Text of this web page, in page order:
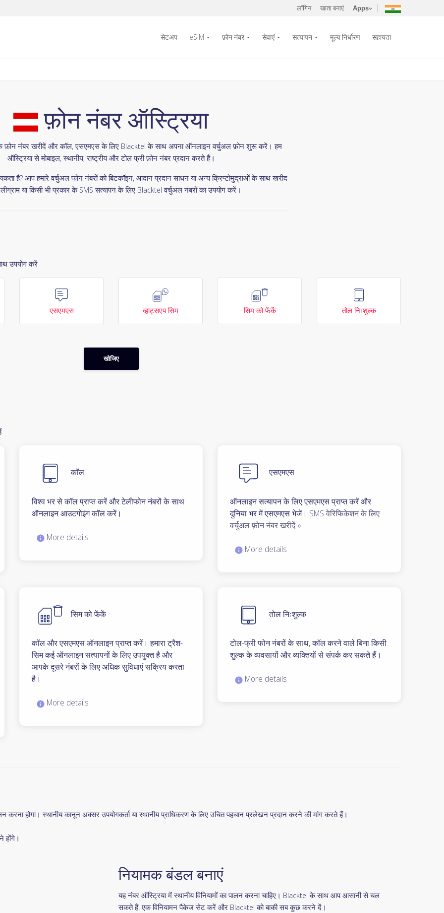
लॉगिन खाता बनाएं Apps
सेटअप eSIM फ़ोन नंबर सेवाएं सत्यापन मूल्य निर्धारण सहायता
फ़ोन नंबर ऑस्ट्रिया
फ़ोन नंबर खरीदें और कॉल, एसएमएस के लिए Blacktel के साथ अपना ऑनलाइन वर्चुअल फ़ोन शुरू करें। हम
ऑस्ट्रिया से मोबाइल, स्थानीय, राष्ट्रीय और टोल फ्री फ़ोन नंबर प्रदान करते हैं।
है? आप हमारे वर्चुअल फोन नंबरों को बिटकॉइन, आदान प्रदान साधन या अन्य क्रिप्टोमुद्राओं के साथ खरीद
या किसी भी प्रकार के SMS सत्यापन के लिए Blacktel वर्चुअल नंबरों का उपयोग करें।
उपयोग करें
एसएमएस व्हाट्सएप सिम सिम को फेंकें तोल निःशुल्क
खोजिए
कॉल
विश्व भर से कॉल प्राप्त करें और टेलीफोन नंबरों के साथ
ऑनलाइन आउटगोइंग कॉल करें।
More details
एसएमएस
ऑनलाइन सत्यापन के लिए एसएमएस प्राप्त करें और
दुनिया भर में एसएमएस भेजें। SMS वेरिफिकेशन के लिए
वर्चुअल फ़ोन नंबर खरीदें »
More details
सिम को फेंकें
कॉल और एसएमएस ऑनलाइन प्राप्त करें। हमारा ट्रैश-
सिम कई ऑनलाइन सत्यापनों के लिए उपयुक्त है और
आपके दूसरे नंबरों के लिए अधिक सुविधाएं सक्रिय करता
है।
More details
तोल निःशुल्क
टोल-फ्री फोन नंबरों के साथ, कॉल करने वाले बिना किसी
शुल्क के व्यवसायों और व्यक्तियों से संपर्क कर सकते हैं।
More details
करना होगा। स्थानीय कानून अक्सर उपयोगकर्ता या स्थानीय प्राधिकरण के लिए उचित पहचान प्रलेखन प्रदान करने की मांग करते हैं।
होंगे।
नियामक बंडल बनाएं
यह नंबर ऑस्ट्रिया में स्थानीय विनियामों का पालन करना चाहिए। Blacktel के साथ आप आसानी से चल
सकते हैं! एक विनियामन पैकेज सेट करें और Blacktel को बाकी सब कुछ करने दें।